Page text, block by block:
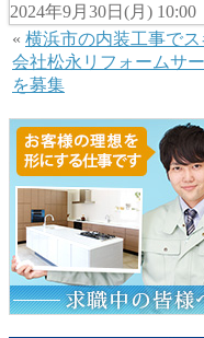
2024年9月30日(月) 10:00
« 横浜市の内装工事で
会社松永リフォームサ
を募集